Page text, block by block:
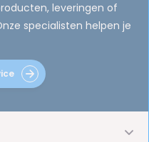
leveringen of
specialisten helpen je